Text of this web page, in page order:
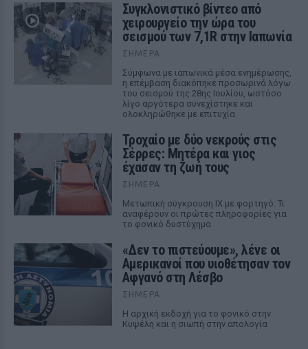
Συγκλονιστικό βίντεο από
χειρουργείο την ώρα του
σεισμού των 7,1R στην Ιαπωνία
ΣΉΜΕΡΑ
Σύμφωνα με ιαπωνικά μέσα ενημέρωσης,
η επέμβαση διακόπηκε προσωρινά λόγω
του σεισμού της 28ης Ιουλίου, ωστόσο
λίγο αργότερα συνεχίστηκε και
ολοκληρώθηκε με επιτυχία
Τροχαίο με δύο νεκρούς στις
Σέρρες: Μητέρα και γιος
έχασαν τη ζωή τους
ΣΉΜΕΡΑ
Μετωπική σύγκρουση ΙΧ με φορτηγό: Τι
αναφέρουν οι πρώτες πληροφορίες για
το φονικό δυστύχημα
«Δεν το πιστεύουμε», λένε οι
Αμερικανοί που υιοθέτησαν τον
Αφγανό στη Λέσβο
ΣΉΜΕΡΑ
Η αρχική εκδοχή για το φονικό στην
Κυψέλη και η σιωπή στην απολογία